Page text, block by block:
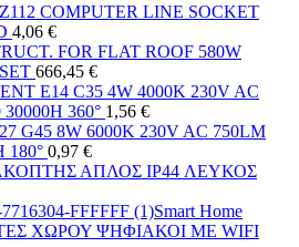
COMPUTER LINE SOCKET
4,06 €
FOR FLAT ROOF 580W
666,45 €
E14 C35 4W 4000K 230V AC
360° 1,56 €
G45 8W 6000K 230V AC 750LM
180° 0,97 €
ΑΠΛΟΣ IP44 ΛΕΥΚΟΣ
Smart Home
ΧΩΡΟΥ ΨΗΦΙΑΚΟΙ ΜΕ WIFI